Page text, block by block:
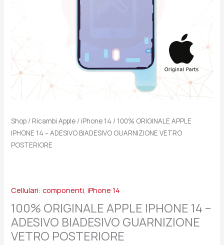
Shop / Ricambi Apple / iPhone 14 / 100% ORIGINALE APPLE
IPHONE 14 – ADESIVO BIADESIVO GUARNIZIONE VETRO
POSTERIORE
Cellulari: componenti,iPhone 14
100% ORIGINALE APPLE IPHONE 14 –
ADESIVO BIADESIVO GUARNIZIONE
VETRO POSTERIORE